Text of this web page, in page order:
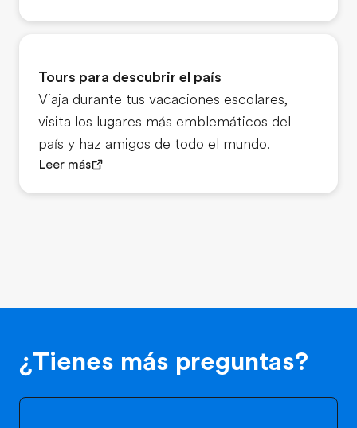
Tours para descubrir el país
Viaja durante tus vacaciones escolares,
visita los lugares más emblemáticos del
país y haz amigos de todo el mundo.
Leer más
¿Tienes más preguntas?